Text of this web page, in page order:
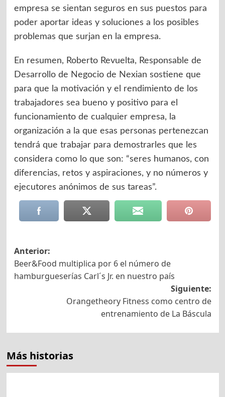
empresa se sientan seguros en sus puestos para
poder aportar ideas y soluciones a los posibles
problemas que surjan en la empresa.
En resumen, Roberto Revuelta, Responsable de
Desarrollo de Negocio de Nexian sostiene que
para que la motivación y el rendimiento de los
trabajadores sea bueno y positivo para el
funcionamiento de cualquier empresa, la
organización a la que esas personas pertenezcan
tendrá que trabajar para demostrarles que les
considera como lo que son: “seres humanos, con
diferencias, retos y aspiraciones, y no números y
ejecutores anónimos de sus tareas”.
Navegación
de
entradas
Anterior:
Beer&Food multiplica por 6 el número de
hamburgueserías Carl´s Jr. en nuestro país
Siguiente:
Orangetheory Fitness como centro de
entrenamiento de La Báscula
Más historias